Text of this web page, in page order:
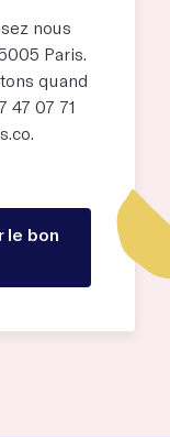
nous
Paris.
quand
47 07 71
.
le bon